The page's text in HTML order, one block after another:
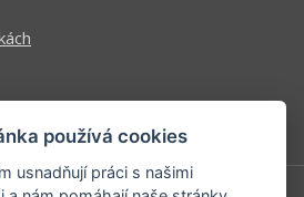
používá cookies
usnadňují práci s našimi